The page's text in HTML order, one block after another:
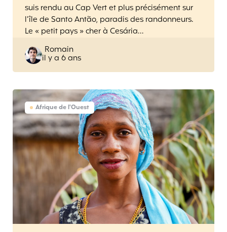
suis rendu au Cap Vert et plus précisément sur
l’île de Santo Antão, paradis des randonneurs.
Le « petit pays » cher à Cesária…
Posted
by
Romain
il y a 6 ans
Afrique de l'Ouest